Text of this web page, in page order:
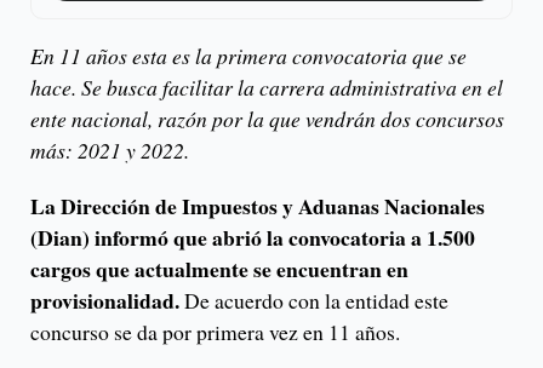
En 11 años esta es la primera convocatoria que se
hace. Se busca facilitar la carrera administrativa en el
ente nacional, razón por la que vendrán dos concursos
más: 2021 y 2022.
La Dirección de Impuestos y Aduanas Nacionales
(Dian) informó que abrió la convocatoria a 1.500
cargos que actualmente se encuentran en
provisionalidad.De acuerdo con la entidad este
concurso se da por primera vez en 11 años.